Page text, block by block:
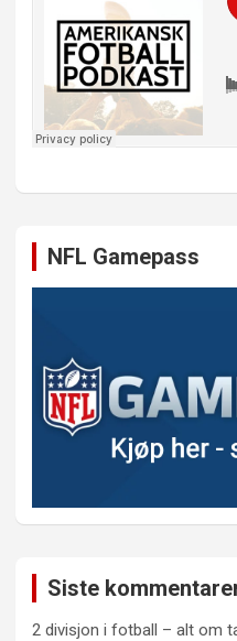
NFL Gamepass
Siste
2 divisjon i fotball – alt om